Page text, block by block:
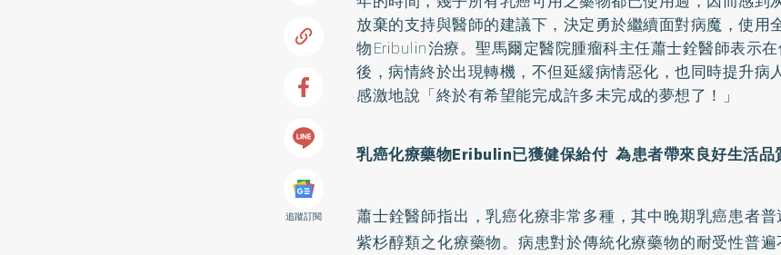
追蹤訂閱
放棄的支持與醫師的建議下，決定勇於繼續面對病魔，使用
物Eribulin治療。聖馬爾定醫院腫瘤科主任蕭士銓醫師表示
後，病情終於出現轉機，不但延緩病情惡化，也同時提升病
感激地說「終於有希望能完成許多未完成的夢想了！」
乳癌化療藥物Eribulin已獲健保給付 為患者帶來良好生活品
蕭士銓醫師指出，乳癌化療非常多種，其中晚期乳癌患者
紫杉醇類之化療藥物。病患對於傳統化療藥物的耐受性普